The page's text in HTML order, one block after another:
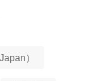
）